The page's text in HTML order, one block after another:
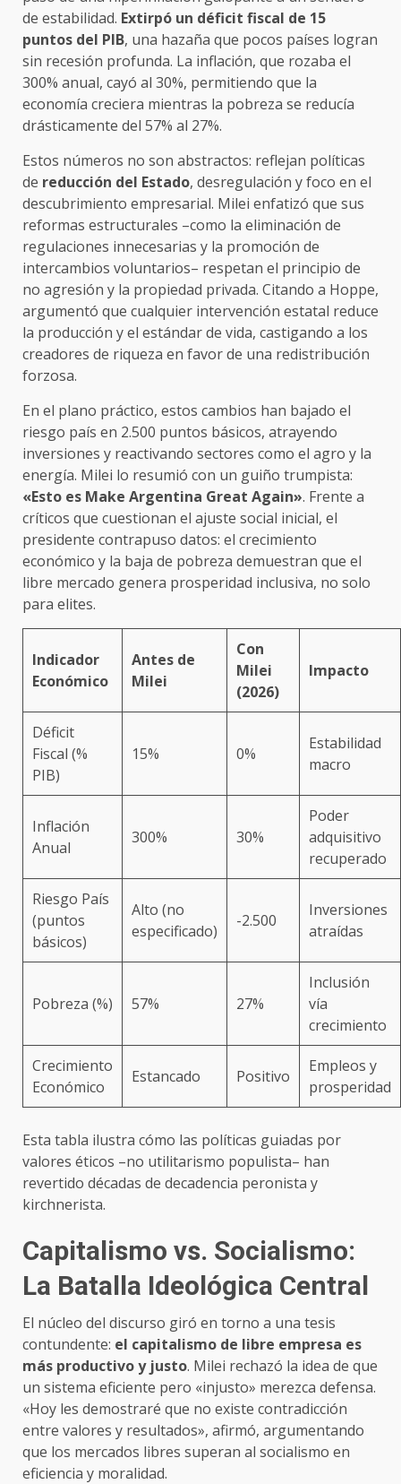
de estabilidad. Extirpó un déficit fiscal de 15
puntos del PIB, una hazaña que pocos países logran
sin recesión profunda. La inflación, que rozaba el
300% anual, cayó al 30%, permitiendo que la
economía creciera mientras la pobreza se reducía
drásticamente del 57% al 27%.
Estos números no son abstractos: reflejan políticas
de reducción del Estado, desregulación y foco en el
descubrimiento empresarial. Milei enfatizó que sus
reformas estructurales –como la eliminación de
regulaciones innecesarias y la promoción de
intercambios voluntarios– respetan el principio de
no agresión y la propiedad privada. Citando a Hoppe,
argumentó que cualquier intervención estatal reduce
la producción y el estándar de vida, castigando a los
creadores de riqueza en favor de una redistribución
forzosa.
En el plano práctico, estos cambios han bajado el
riesgo país en 2.500 puntos básicos, atrayendo
inversiones y reactivando sectores como el agro y la
energía. Milei lo resumió con un guiño trumpista:
«Esto es Make Argentina Great Again». Frente a
críticos que cuestionan el ajuste social inicial, el
presidente contrapuso datos: el crecimiento
económico y la baja de pobreza demuestran que el
libre mercado genera prosperidad inclusiva, no solo
para elites.
Indicador
Económico
Antes de
Milei
Con
Milei
(2026)
Impacto
Déficit
Fiscal (%
PIB)
15% 0%
Estabilidad
macro
Inflación
Anual
300% 30%
Poder
adquisitivo
recuperado
Riesgo País
(puntos
básicos)
Alto (no
especificado)
-2.500
Inversiones
atraídas
Pobreza (%) 57% 27%
Inclusión
vía
crecimiento
Crecimiento
Económico
Estancado Positivo
Empleos y
prosperidad
Esta tabla ilustra cómo las políticas guiadas por
valores éticos –no utilitarismo populista– han
revertido décadas de decadencia peronista y
kirchnerista.
Capitalismo vs. Socialismo:
La Batalla Ideológica Central
El núcleo del discurso giró en torno a una tesis
contundente: el capitalismo de libre empresa es
más productivo y justo. Milei rechazó la idea de que
un sistema eficiente pero «injusto» merezca defensa.
«Hoy les demostraré que no existe contradicción
entre valores y resultados», afirmó, argumentando
que los mercados libres superan al socialismo en
eficiencia y moralidad.